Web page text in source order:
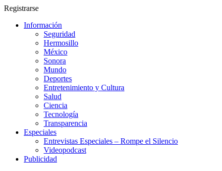
Registrarse
Información
Seguridad
Hermosillo
México
Sonora
Mundo
Deportes
Entretenimiento y Cultura
Salud
Ciencia
Tecnología
Transparencia
Especiales
Entrevistas Especiales – Rompe el Silencio
Videopodcast
Publicidad